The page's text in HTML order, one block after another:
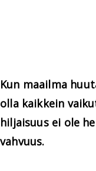
Kun maailma
olla kaikkein
hiljaisuus ei ole
vahvuus.